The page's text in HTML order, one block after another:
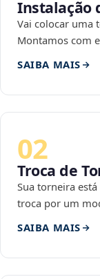
Instalação
Vai colocar uma
Montamos com
SAIBA MAIS
02
Troca de
Sua torneira
troca por um
SAIBA MAIS